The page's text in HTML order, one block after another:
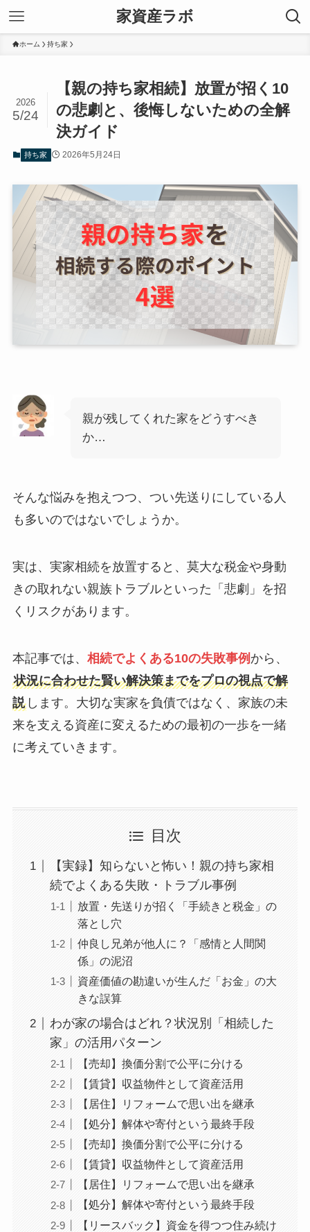
家資産ラボ
ホーム 持ち家
【親の持ち家相続】放置が招く10
の悲劇と、後悔しないための全解
決ガイド
2026
5/24
持ち家 2026年5月24日
親が残してくれた家をどうすべき
か…
そんな悩みを抱えつつ、つい先送りにしている人
も多いのではないでしょうか。
実は、実家相続を放置すると、莫大な税金や身動
きの取れない親族トラブルといった「悲劇」を招
くリスクがあります。
本記事では、 相続でよくある10の失敗事例 から、
状況に合わせた賢い解決策までをプロの視点で解
説します。大切な実家を負債ではなく、家族の未
来を支える資産に変えるための最初の一歩を一緒
に考えていきます。
目次
【実録】知らないと怖い！親の持ち家相
続でよくある失敗・トラブル事例
放置・先送りが招く「手続きと税金」の
落とし穴
仲良し兄弟が他人に？「感情と人間関
係」の泥沼
資産価値の勘違いが生んだ「お金」の大
きな誤算
わが家の場合はどれ？状況別「相続した
家」の活用パターン
【売却】換価分割で公平に分ける
【賃貸】収益物件として資産活用
【居住】リフォームで思い出を継承
【処分】解体や寄付という最終手段
【売却】換価分割で公平に分ける
【賃貸】収益物件として資産活用
【居住】リフォームで思い出を継承
【処分】解体や寄付という最終手段
【リースバック】資金を得つつ住み続け